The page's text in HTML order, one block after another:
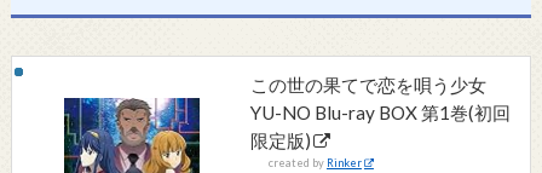
この世の果てで恋を唄う少女
YU-NO Blu-ray BOX 第1巻(初回
限定版)
created by Rinker